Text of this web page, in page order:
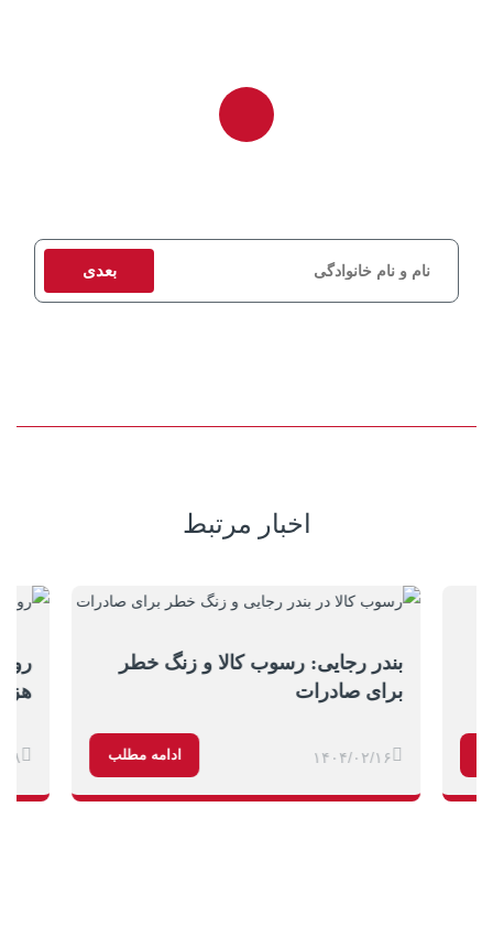
بعدی
اخبار مرتبط
بندر رجایی: رسوب کالا و زنگ خطر
برای صادرات
۱۴۰۴/۰۲/۱۶ ادامه مطلب